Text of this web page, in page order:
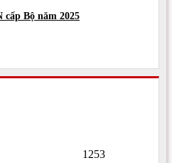
Bộ năm 2025
1253